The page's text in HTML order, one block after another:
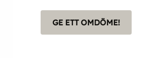
GE ETT OMDÖME!